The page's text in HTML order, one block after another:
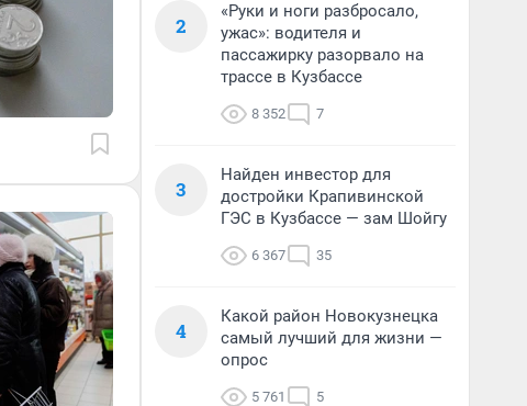
2
«Руки и ноги разбросало,
ужас»: водителя и
пассажирку разорвало на
трассе в Кузбассе
8 352 7
3
Найден инвестор для
достройки Крапивинской
ГЭС в Кузбассе — зам Шойгу
6 367 35
4
Какой район Новокузнецка
самый лучший для жизни —
опрос
5 761 5